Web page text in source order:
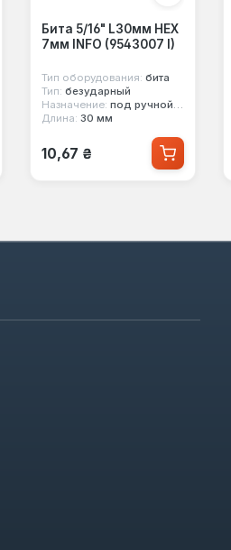
Бита 5/16" L30мм HEX
7мм INFO (9543007 I)
Тип оборудования: бита
Тип: безударный
Назначение: под ручной инструмент
Длина: 30 мм
Обычная цена:
10,67 ₴